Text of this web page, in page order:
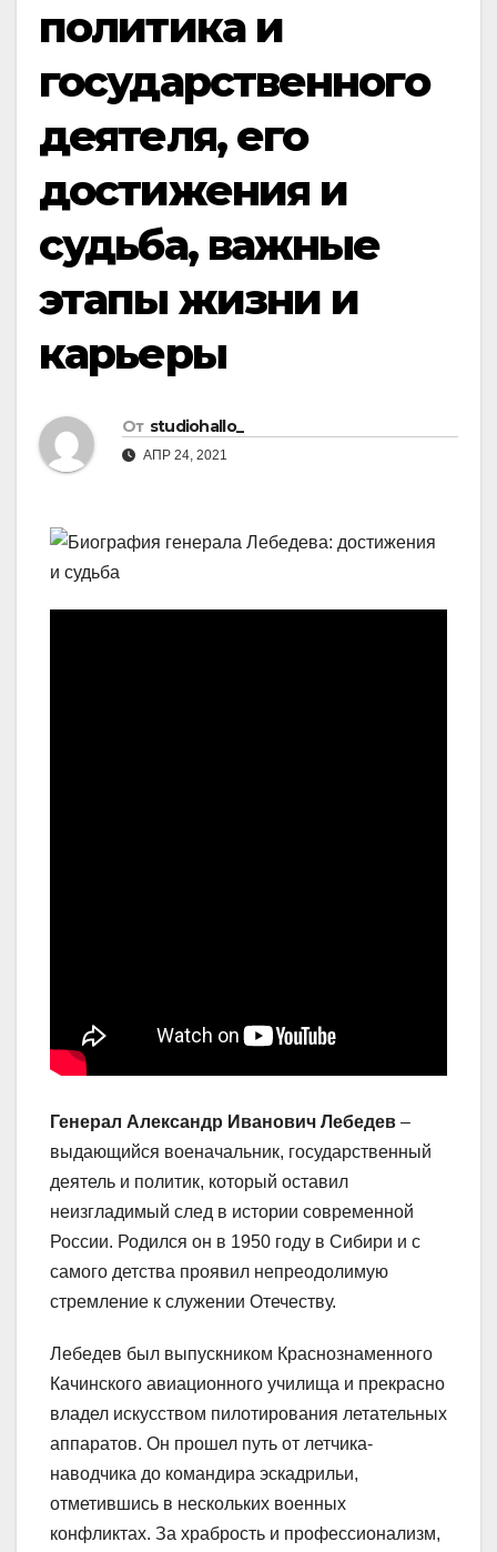
политика и
государственного
деятеля, его
достижения и
судьба, важные
этапы жизни и
карьеры
От studiohallo_
АПР 24, 2021
Генерал Александр Иванович Лебедев –
выдающийся военачальник, государственный
деятель и политик, который оставил
неизгладимый след в истории современной
России. Родился он в 1950 году в Сибири и с
самого детства проявил непреодолимую
стремление к служении Отечеству.
Лебедев был выпускником Краснознаменного
Качинского авиационного училища и прекрасно
владел искусством пилотирования летательных
аппаратов. Он прошел путь от летчика-
наводчика до командира эскадрильи,
отметившись в нескольких военных
конфликтах. За храбрость и профессионализм,